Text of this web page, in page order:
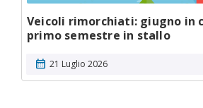
Veicoli rimorchiati: giugno in
primo semestre in stallo
calendar_month 21 Luglio 2026